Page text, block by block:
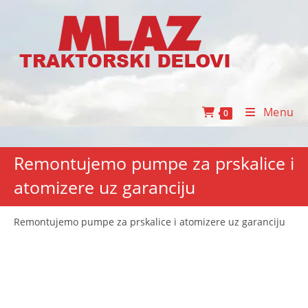
0 Menu
Remontujemo pumpe za prskalice i
atomizere uz garanciju
Remontujemo pumpe za prskalice i atomizere uz garanciju